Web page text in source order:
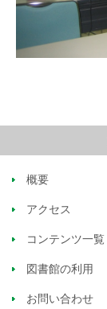
概要
アクセス
コンテンツ一覧
図書館の利用
お問い合わせ